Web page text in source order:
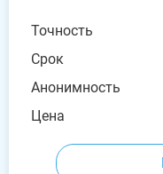
Точность
Срок
Анонимность
Цена